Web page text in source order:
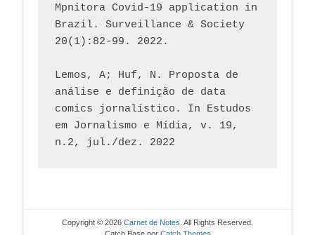
Mpnitora Covid-19 application in
Brazil. Surveillance & Society
20(1):82-99. 2022.
Lemos, A; Huf, N. Proposta de
análise e definição de data
comics jornalístico. In Estudos
em Jornalismo e Mídia, v. 19,
n.2, jul./dez. 2022
Copyright © 2026 Carnet de Notes . All Rights Reserved.